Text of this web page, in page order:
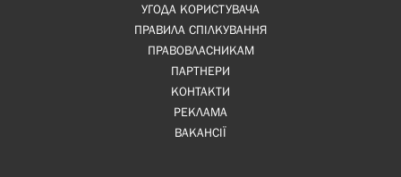
УГОДА КОРИСТУВАЧА
ПРАВИЛА СПІЛКУВАННЯ
ПРАВОВЛАСНИКАМ
ПАРТНЕРИ
КОНТАКТИ
РЕКЛАМА
ВАКАНСІЇ